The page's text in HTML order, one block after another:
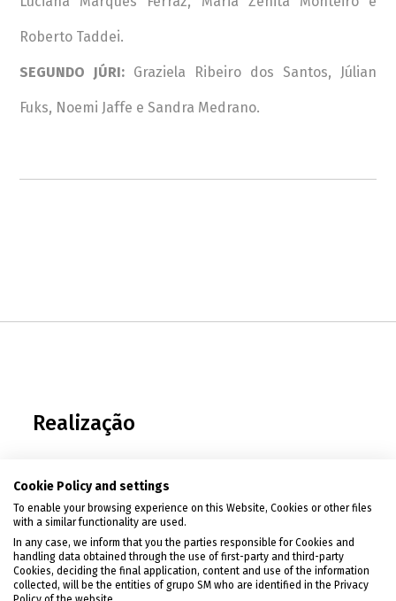
Roberto Taddei.
SEGUNDO JÚRI: Graziela Ribeiro dos Santos, Júlian
Fuks, Noemi Jaffe e Sandra Medrano.
Realização
Condições de uso|Política de
Cookies
Cookie Policy and settings
To enable your browsing experience on this Website, Cookies or other files
with a similar functionality are used.
In any case, we inform that you the parties responsible for Cookies and
handling data obtained through the use of first-party and third-party
Cookies, deciding the final application, content and use of the information
collected, will be the entities of grupo SM who are identified in the Privacy